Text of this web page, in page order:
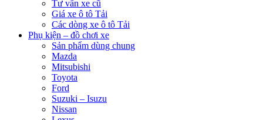
Tư vấn xe cũ
Giá xe ô tô Tải
Các dòng xe ô tô Tải
Phụ kiện – đồ chơi xe
Sản phẩm dùng chung
Mazda
Mitsubishi
Toyota
Ford
Suzuki – Isuzu
Nissan